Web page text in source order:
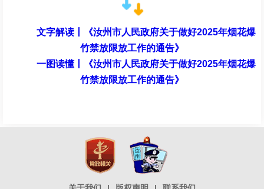
文字解读丨《汝州市人民政府关于做好2025年烟花爆
竹禁放限放工作的通告》
一图读懂丨《汝州市人民政府关于做好2025年烟花爆
竹禁放限放工作的通告》